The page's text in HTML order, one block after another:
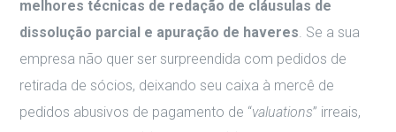
melhores técnicas de redação de cláusulas de
dissolução parcial e apuração de haveres . Se a sua
empresa não quer ser surpreendida com pedidos de
retirada de sócios, deixando seu caixa à mercê de
pedidos abusivos de pagamento de “valuations” irreais,